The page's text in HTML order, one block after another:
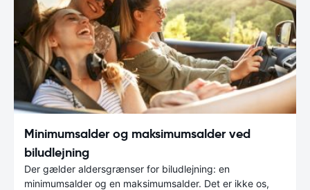
Minimumsalder og maksimumsalder ved
biludlejning
Der gælder aldersgrænser for biludlejning: en
minimumsalder og en maksimumsalder. Det er ikke os,